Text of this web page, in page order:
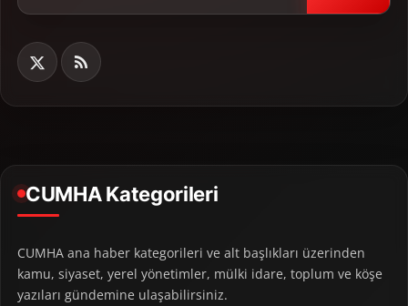
CUMHA Kategorileri
CUMHA ana haber kategorileri ve alt başlıkları üzerinden
kamu, siyaset, yerel yönetimler, mülki idare, toplum ve köşe
yazıları gündemine ulaşabilirsiniz.